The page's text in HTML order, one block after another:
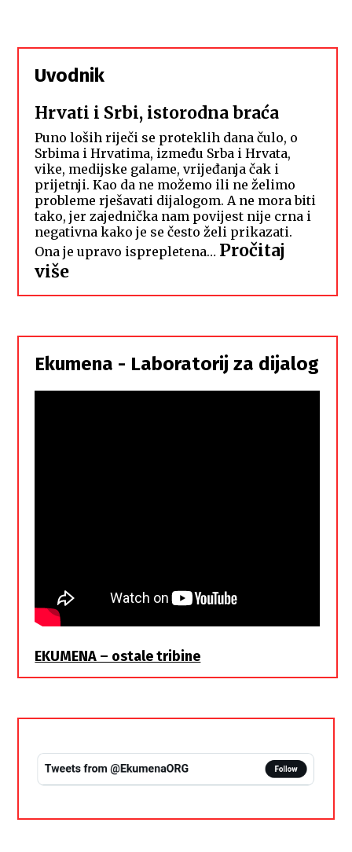
Uvodnik
Hrvati i Srbi, istorodna braća
Puno loših riječi se proteklih dana čulo, o
Srbima i Hrvatima, između Srba i Hrvata,
vike, medijske galame, vrijeđanja čak i
prijetnji. Kao da ne možemo ili ne želimo
probleme rješavati dijalogom. A ne mora biti
tako, jer zajednička nam povijest nije crna i
negativna kako je se često želi prikazati.
Ona je upravo isprepletena… Pročitaj
više:
Hrvati
Srbi,
istorodna
braća
Ekumena - Laboratorij za dijalog
EKUMENA – ostale tribine